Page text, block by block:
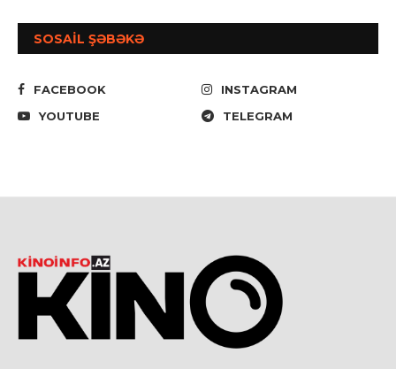
SOSAİL ŞƏBƏKƏ
FACEBOOK
INSTAGRAM
YOUTUBE
TELEGRAM